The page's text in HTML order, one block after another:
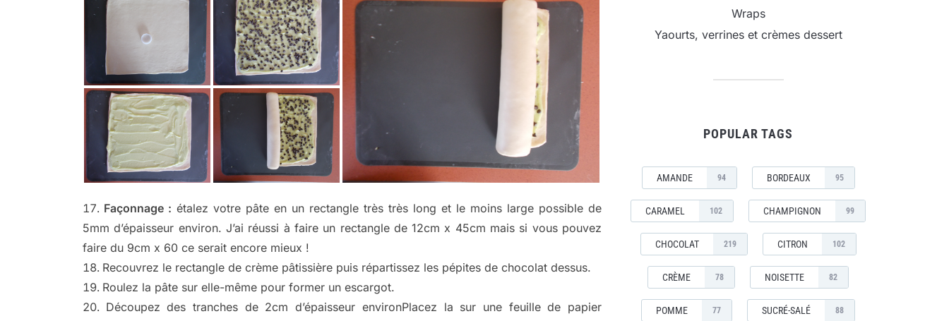
Façonnage : étalez votre pâte en un rectangle très très long et le moins large possible de
5mm d’épaisseur environ. J’ai réussi à faire un rectangle de 12cm x 45cm mais si vous pouvez
faire du 9cm x 60 ce serait encore mieux !
Recouvrez le rectangle de crème pâtissière puis répartissez les pépites de chocolat dessus.
Roulez la pâte sur elle-même pour former un escargot.
Découpez des tranches de 2cm d’épaisseur environPlacez la sur une feuille de papier
Wraps
Yaourts, verrines et crèmes dessert
POPULAR TAGS
AMANDE 94 BORDEAUX 95
CARAMEL 102 CHAMPIGNON 99
CHOCOLAT 219 CITRON 102
CRÈME 78 NOISETTE 82
POMME 77 SUCRÉ-SALÉ 88